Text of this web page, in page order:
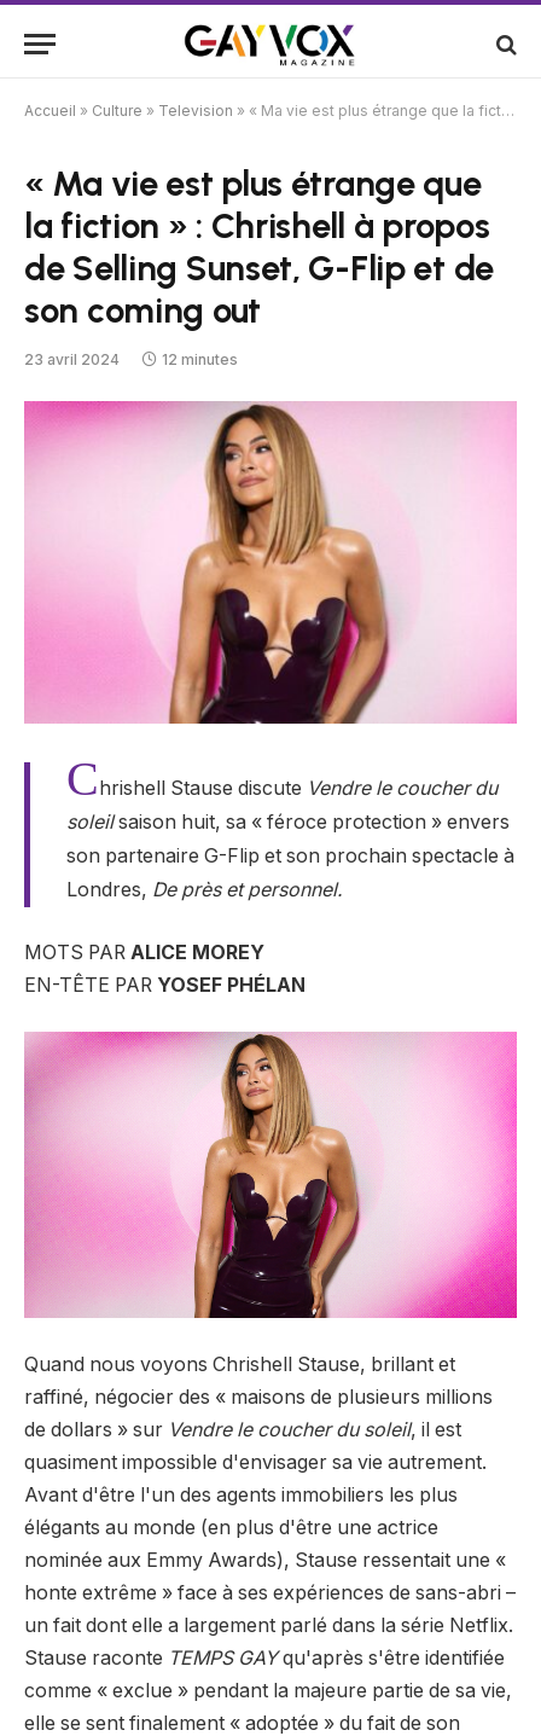
Accueil » Culture » Television » « Ma vie est plus étrange que la fiction » : Chrishell à propos de Selling Sunset, G-Flip et de son coming out
« Ma vie est plus étrange que
la fiction » : Chrishell à propos
de Selling Sunset, G-Flip et de
son coming out
23 avril 2024 12 minutes
Chrishell Stause discute Vendre le coucher du
soleilsaison huit, sa « féroce protection » envers
son partenaire G-Flip et son prochain spectacle à
Londres, De près et personnel.
MOTS PAR ALICE MOREY
EN-TÊTE PAR YOSEF PHÉLAN
Quand nous voyons Chrishell Stause, brillant et
raffiné, négocier des « maisons de plusieurs millions
de dollars » sur Vendre le coucher du soleil, il est
quasiment impossible d'envisager sa vie autrement.
Avant d'être l'un des agents immobiliers les plus
élégants au monde (en plus d'être une actrice
nominée aux Emmy Awards), Stause ressentait une «
honte extrême » face à ses expériences de sans-abri –
un fait dont elle a largement parlé dans la série Netflix.
Stause raconte TEMPS GAYqu'après s'être identifiée
comme « exclue » pendant la majeure partie de sa vie,
elle se sent finalement « adoptée » du fait de son